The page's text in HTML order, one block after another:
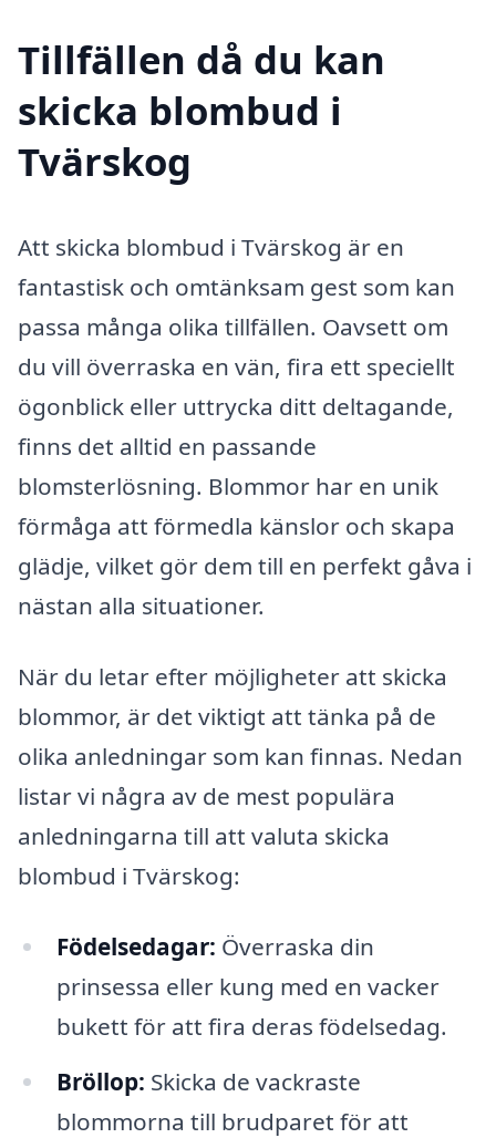
Tillfällen då du kan
skicka blombud i
Tvärskog
Att skicka blombud i Tvärskog är en
fantastisk och omtänksam gest som kan
passa många olika tillfällen. Oavsett om
du vill överraska en vän, fira ett speciellt
ögonblick eller uttrycka ditt deltagande,
finns det alltid en passande
blomsterlösning. Blommor har en unik
förmåga att förmedla känslor och skapa
glädje, vilket gör dem till en perfekt gåva i
nästan alla situationer.
När du letar efter möjligheter att skicka
blommor, är det viktigt att tänka på de
olika anledningar som kan finnas. Nedan
listar vi några av de mest populära
anledningarna till att valuta skicka
blombud i Tvärskog:
Födelsedagar: Överraska din
prinsessa eller kung med en vacker
bukett för att fira deras födelsedag.
Bröllop: Skicka de vackraste
blommorna till brudparet för att